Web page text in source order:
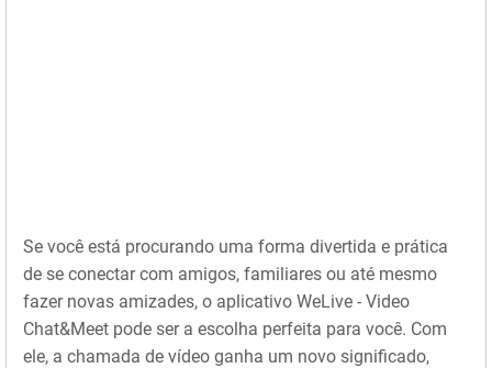
Se você está procurando uma forma divertida e prática
de se conectar com amigos, familiares ou até mesmo
fazer novas amizades, o aplicativo WeLive - Video
Chat&Meet pode ser a escolha perfeita para você. Com
ele, a chamada de vídeo ganha um novo significado,